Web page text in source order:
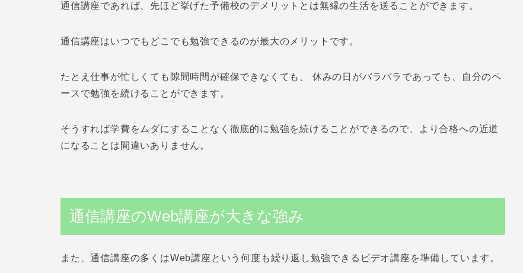
通信講座であれば、先ほど挙げた予備校のデメリットとは無縁の生活を送ることができます。
通信講座はいつでもどこでも勉強できるのが最大のメリットです。
たとえ仕事が忙しくても隙間時間が確保できなくても、 休みの日がバラバラであっても、自分のペ
ースで勉強を続けることができます。
そうすれば学費をムダにすることなく徹底的に勉強を続けることができるので、より合格への近道
になることは間違いありません。
通信講座のWeb講座が大きな強み
また、通信講座の多くはWeb講座という何度も繰り返し勉強できるビデオ講座を準備しています。